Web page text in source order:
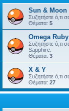
Sun & Moon
Συζητήστε ό,τι
Θέματα: 5
Omega
Συζητήστε ό,τι
Sapphire.
Θέματα: 3
X & Y
Συζητήστε ό,τι
Θέματα: 27